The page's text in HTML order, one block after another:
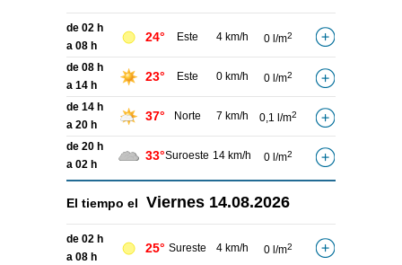
de 02 h
a 08 h
24° Este 4 km/h 0 l/m2
de 08 h
a 14 h
23° Este 0 km/h 0 l/m2
de 14 h
a 20 h
37° Norte 7 km/h 0,1 l/m2
de 20 h
a 02 h
33°Suroeste 14 km/h 0 l/m2
El tiempo el Viernes 14.08.2026
de 02 h
a 08 h
25° Sureste 4 km/h 0 l/m2